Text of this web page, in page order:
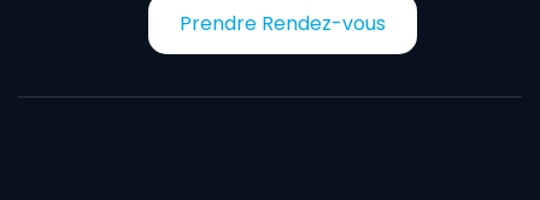
Prendre Rendez-vous